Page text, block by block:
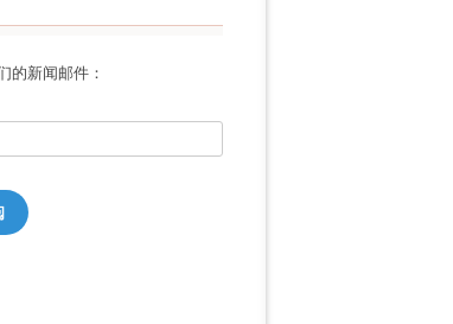
的新闻邮件：